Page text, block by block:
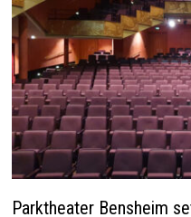
Parktheater Bensheim